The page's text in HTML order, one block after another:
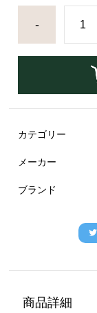
-
カテゴリー
メーカー
ブランド
商品詳細